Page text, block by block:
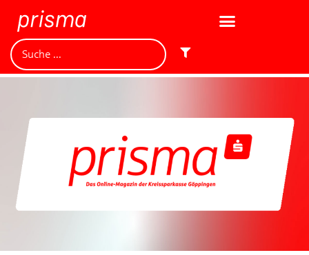
Jetzt mitmachen und